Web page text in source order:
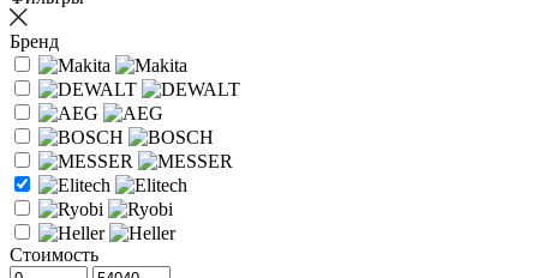
Бренд
Стоимость